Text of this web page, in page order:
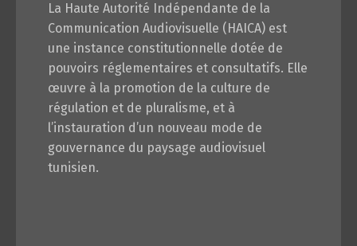
La Haute Autorité Indépendante de la
Communication Audiovisuelle (HAICA) est
une instance constitutionnelle dotée de
pouvoirs réglementaires et consultatifs. Elle
œuvre à la promotion de la culture de
régulation et de pluralisme, et à
l’instauration d’un nouveau mode de
gouvernance du paysage audiovisuel
tunisien.